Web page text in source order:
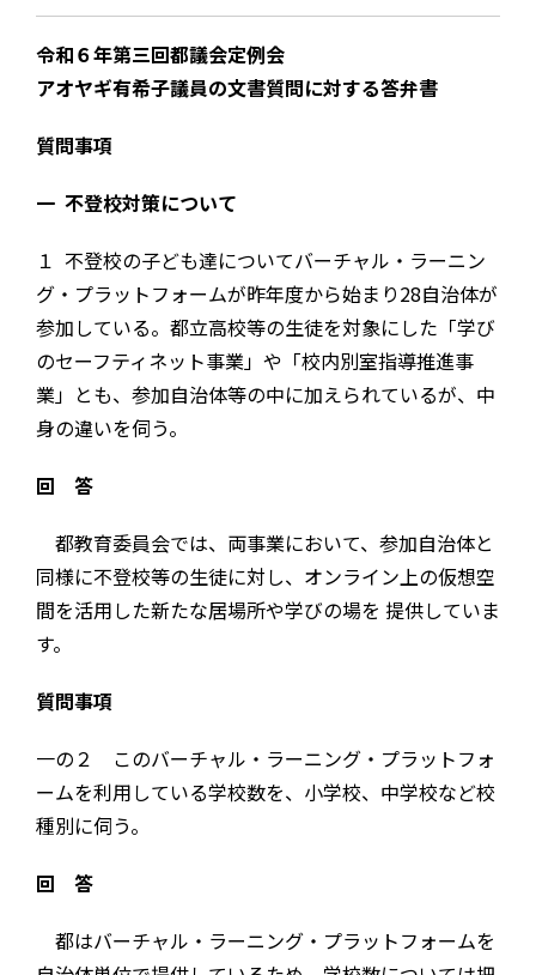
令和６年第三回都議会定例会
アオヤギ有希子議員の文書質問に対する答弁書
質問事項
一 不登校対策について
１ 不登校の子ども達についてバーチャル・ラーニン
グ・プラットフォームが昨年度から始まり28自治体が
参加している。都立高校等の生徒を対象にした「学び
のセーフティネット事業」や「校内別室指導推進事
業」とも、参加自治体等の中に加えられているが、中
身の違いを伺う。
回 答
都教育委員会では、両事業において、参加自治体と
同様に不登校等の生徒に対し、オンライン上の仮想空
間を活用した新たな居場所や学びの場を 提供していま
す。
質問事項
一の２ このバーチャル・ラーニング・プラットフォ
ームを利用している学校数を、小学校、中学校など校
種別に伺う。
回 答
都はバーチャル・ラーニング・プラットフォームを